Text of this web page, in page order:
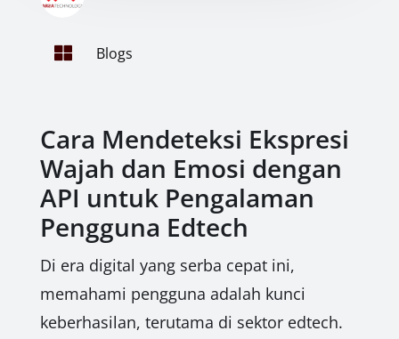
 Blogs
Cara Mendeteksi Ekspresi
Wajah dan Emosi dengan
API untuk Pengalaman
Pengguna Edtech
Di era digital yang serba cepat ini,
memahami pengguna adalah kunci
keberhasilan, terutama di sektor edtech.